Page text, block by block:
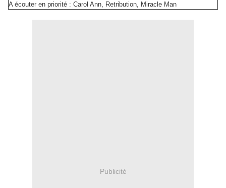
A écouter en priorité : Carol Ann, Retribution, Miracle Man
Publicité